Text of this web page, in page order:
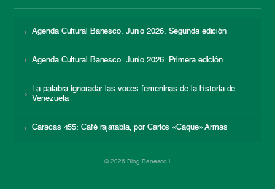
Agenda Cultural Banesco. Junio 2026. Segunda edición
Agenda Cultural Banesco. Junio 2026. Primera edición
La palabra ignorada: las voces femeninas de la historia de
Venezuela
Caracas 455: Café rajatabla, por Carlos «Caque» Armas
© 2026 Blog Banesco |